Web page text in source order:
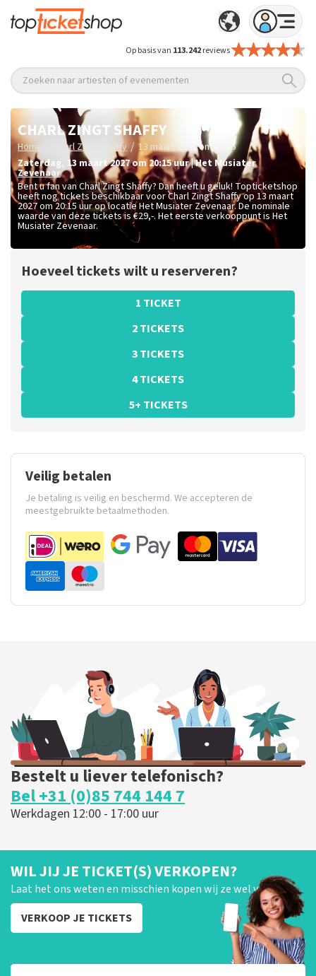
Op basis van 113.242reviews
Zoeken naar artiesten of evenementen
CHARL ZINGT SHAFFY
Home Charl Zingt Shaffy / 13 maart 2027 om 20:15
zaterdag, 13 maart 2027 om 20:15uur|Het Musiater
Zevenaar
Bent u fan van Charl Zingt Shaffy? Dan heeft u geluk! Topticketshop
heeft nog tickets beschikbaar voor Charl Zingt Shaffy op 13 maart
2027 om 20:15 uur op locatie Het Musiater Zevenaar. De nominale
waarde van deze tickets is€29,-. Het eerste verkooppunt is Het
Musiater Zevenaar.
Hoeveel tickets wilt u reserveren?
1 TICKET
2 TICKETS
3 TICKETS
4 TICKETS
5+ TICKETS
Veilig betalen
Je betaling is veilig en beschermd. We accepteren de
meestgebruikte betaalmethoden.
Bestelt u liever telefonisch?
Bel +31 (0)85 744 144 7
Werkdagen 12:00 - 17:00 uur
WIL JIJ JE TICKET(S) VERKOPEN?
Laat het ons weten en misschien kopen wij ze wel van je!
VERKOOP JE TICKETS